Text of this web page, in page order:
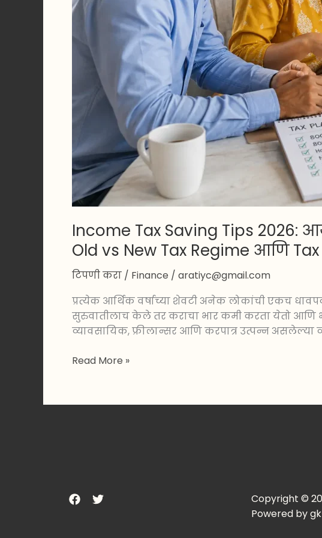
Income Tax Saving Tips 2026:
Old vs New Tax Regime आणि Tax
टिपणी करा / Finance / aratiyc@gmail.com
प्रत्येक आर्थिक वर्षाच्या शेवटी अनेक लोकांची एकच
सुरुवातीलाच केले तर कराचा भार कमी करता येतो आणि
व्यावसायिक, फ्रीलान्सर आणि करपात्र उत्पन्न असलेल्या
कायदेशीर
तसेच
Tax
Tax
Saving
पर्याय
Read More »
Copyright ©
Powered by